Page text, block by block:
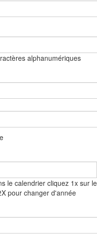
alphanumériques
le calendriercliquez 1x sur
pour changer d'année